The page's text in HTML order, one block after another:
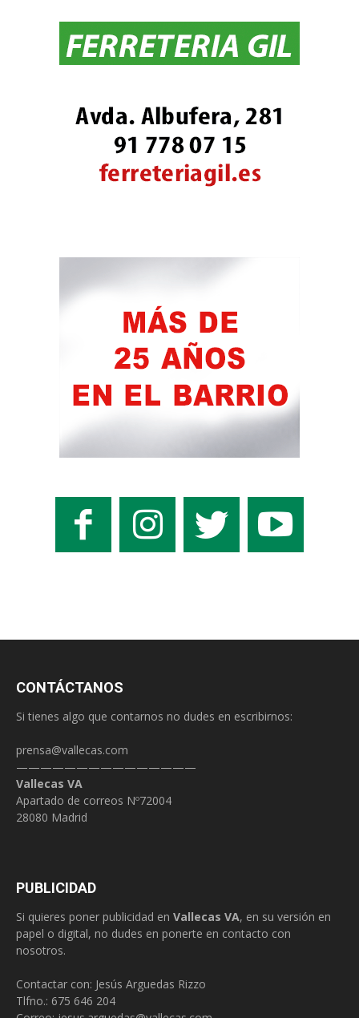
CONTÁCTANOS
Si tienes algo que contarnos no dudes en escribirnos:
prensa@vallecas.com
———————————————
Vallecas VA
Apartado de correos Nº72004
28080 Madrid
PUBLICIDAD
Si quieres poner publicidad en Vallecas VA, en su versión en
papel o digital, no dudes en ponerte en contacto con
nosotros.
Contactar con: Jesús Arguedas Rizzo
Tlfno.: 675 646 204